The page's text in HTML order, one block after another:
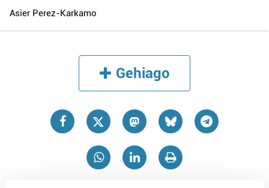
Asier Perez-Karkamo
Gehiago